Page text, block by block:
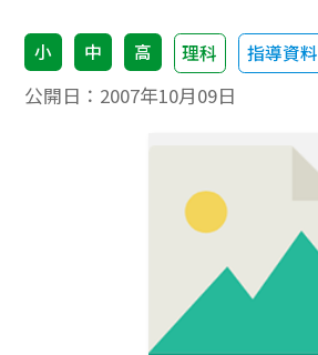
小 中 高 理科 指導資料
公開日： 2007年10月09日